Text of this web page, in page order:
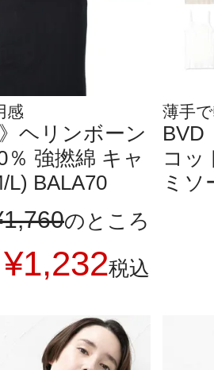
感
ヘリンボーン
％ 強撚綿 キャ
L) BALA70
1,760のところ
¥1,232税込
薄手
BVD
コッ
ミソ